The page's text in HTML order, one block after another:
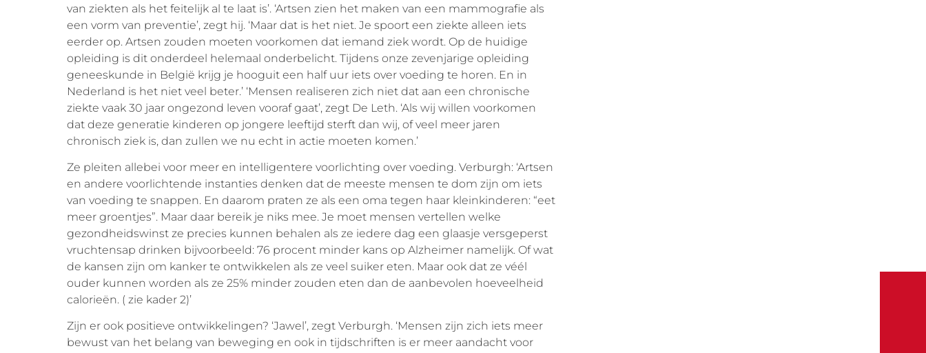
van ziekten als het feitelijk al te laat is’. ‘Artsen zien het maken van een mammografie als
een vorm van preventie’, zegt hij. ‘Maar dat is het niet. Je spoort een ziekte alleen iets
eerder op. Artsen zouden moeten voorkomen dat iemand ziek wordt. Op de huidige
opleiding is dit onderdeel helemaal onderbelicht. Tijdens onze zevenjarige opleiding
geneeskunde in België krijg je hooguit een half uur iets over voeding te horen. En in
Nederland is het niet veel beter.’ ‘Mensen realiseren zich niet dat aan een chronische
ziekte vaak 30 jaar ongezond leven vooraf gaat’, zegt De Leth. ‘Als wij willen voorkomen
dat deze generatie kinderen op jongere leeftijd sterft dan wij, of veel meer jaren
chronisch ziek is, dan zullen we nu echt in actie moeten komen.’
Ze pleiten allebei voor meer en intelligentere voorlichting over voeding. Verburgh: ‘Artsen
en andere voorlichtende instanties denken dat de meeste mensen te dom zijn om iets
van voeding te snappen. En daarom praten ze als een oma tegen haar kleinkinderen: “eet
meer groentjes”. Maar daar bereik je niks mee. Je moet mensen vertellen welke
gezondheidswinst ze precies kunnen behalen als ze iedere dag een glaasje versgeperst
vruchtensap drinken bijvoorbeeld: 76 procent minder kans op Alzheimer namelijk. Of wat
de kansen zijn om kanker te ontwikkelen als ze veel suiker eten. Maar ook dat ze véél
ouder kunnen worden als ze 25% minder zouden eten dan de aanbevolen hoeveelheid
calorieën. ( zie kader 2)’
Zijn er ook positieve ontwikkelingen? ‘Jawel’, zegt Verburgh. ‘Mensen zijn zich iets meer
bewust van het belang van beweging en ook in tijdschriften is er meer aandacht voor